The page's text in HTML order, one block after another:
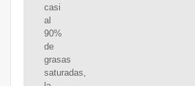
casi
al
90%
de
grasas
saturadas,